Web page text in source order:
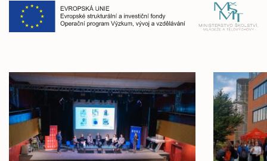
Související
články